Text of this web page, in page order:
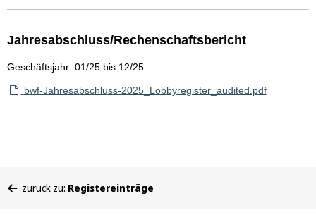
Jahresabschluss/Rechenschaftsbericht
Geschäftsjahr: 01/25 bis 12/25
bwf-Jahresabschluss-2025_Lobbyregister_audited.pdf
befinden
zurück zu: Registereinträge